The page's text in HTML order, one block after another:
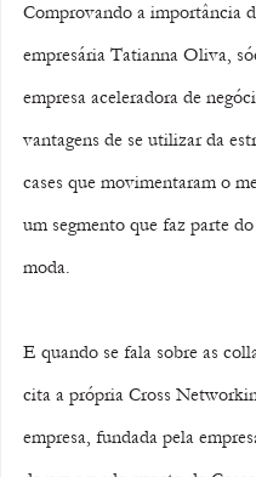
Comprovando a importância
empresária Tatianna Oliva,
empresa aceleradora de
vantagens de se utilizar da
cases que movimentaram o
um segmento que faz parte
moda.
E quando se fala sobre as
cita a própria Cross
empresa, fundada pela